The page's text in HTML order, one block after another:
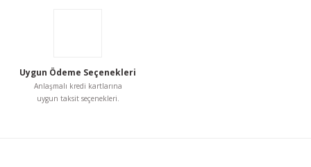
Uygun Ödeme Seçenekleri
Anlaşmalı kredi kartlarına
uygun taksit seçenekleri.